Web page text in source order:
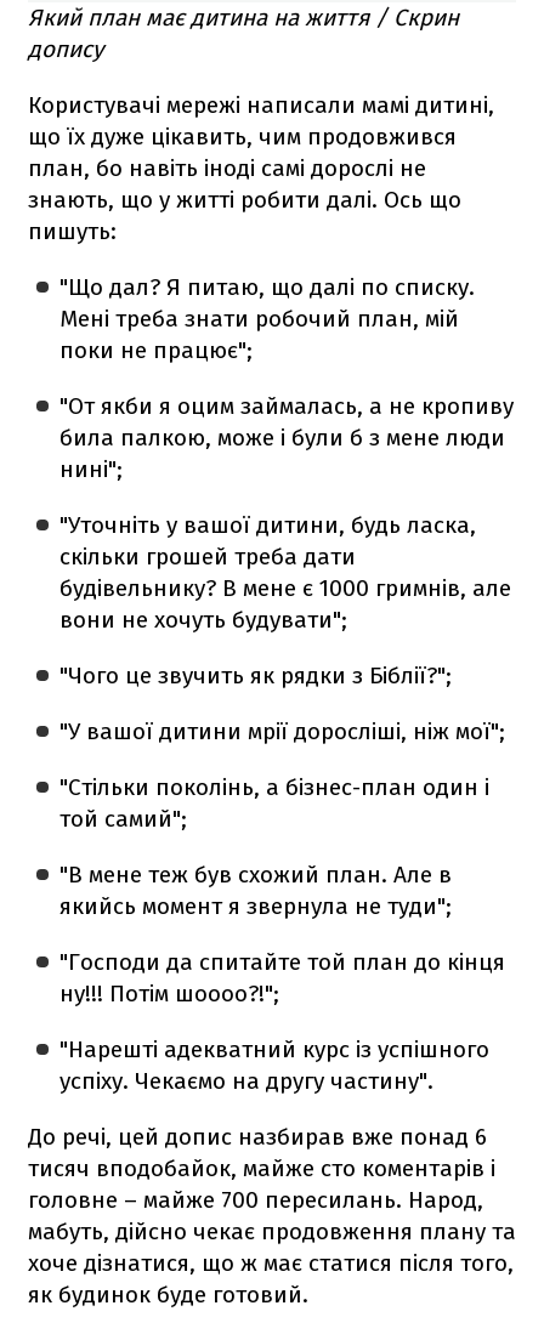
Який план має дитина на життя / Скрин
допису
Користувачі мережі написали мамі дитині,
що їх дуже цікавить, чим продовжився
план, бо навіть іноді самі дорослі не
знають, що у житті робити далі. Ось що
пишуть:
"Що дал? Я питаю, що далі по списку.
Мені треба знати робочий план, мій
поки не працює";
"От якби я оцим займалась, а не кропиву
била палкою, може і були б з мене люди
нині";
"Уточніть у вашої дитини, будь ласка,
скільки грошей треба дати
будівельнику? В мене є 1000 гримнів, але
вони не хочуть будувати";
"Чого це звучить як рядки з Біблії?";
"У вашої дитини мрії доросліші, ніж мої";
"Стільки поколінь, а бізнес-план один і
той самий";
"В мене теж був схожий план. Але в
якийсь момент я звернула не туди";
"Господи да спитайте той план до кінця
ну!!! Потім шоооо?!";
"Нарешті адекватний курс із успішного
успіху. Чекаємо на другу частину".
До речі, цей допис назбирав вже понад 6
тисяч вподобайок, майже сто коментарів і
головне – майже 700 пересилань. Народ,
мабуть, дійсно чекає продовження плану та
хоче дізнатися, що ж має статися після того,
як будинок буде готовий.